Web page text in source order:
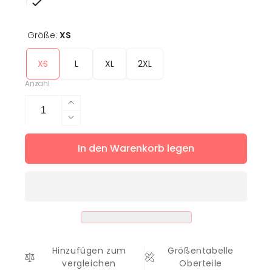
Größe: XS
XS L XL 2XL
Anzahl
Erhöhe
die
Menge
für
Verringere
die
Menge
für
In den Warenkorb legen
Hinzufügen zum
vergleichen
Größentabelle
Oberteile